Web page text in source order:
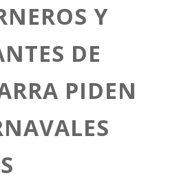
Y
DE
PIDEN